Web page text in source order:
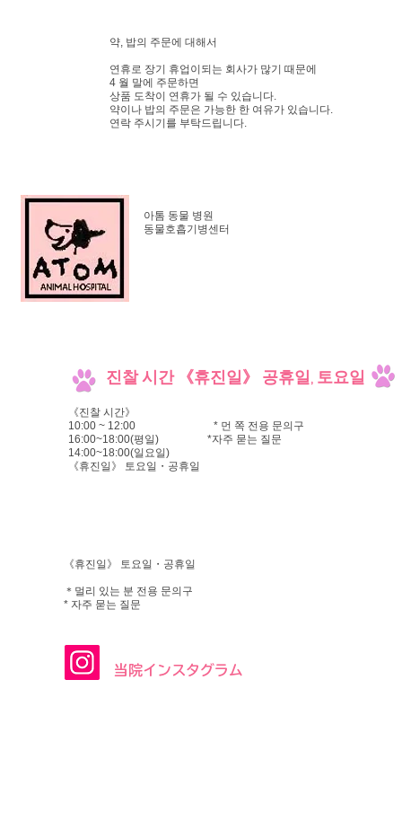
약, 밥의 주문에 대해서
연휴로 장기 휴업이되는 회사가 많기 때문에
4 월 말에 주문하면
상품 도착이 연휴가 될 수 있습니다.
약이나 밥의 주문은 가능한 한 여유가 있습니다.
연락 주시기를 부탁드립니다.
아톰 동물 병원
동물호흡기병센터
진찰 시간 《휴진일》 공휴일, 토요일​
《진찰 시간》
10:00 ~ 12:00 * 먼 쪽 전용 문의구
16:00~18:00(평일) *자주 묻는 질문
14:00~18:00(일요일)
《휴진일》 토요일・공휴일​
《휴진일》 토요일・공휴일
＊멀리 있는 분 전용 문의구
* 자주 묻는 질문
​当院インスタグラム